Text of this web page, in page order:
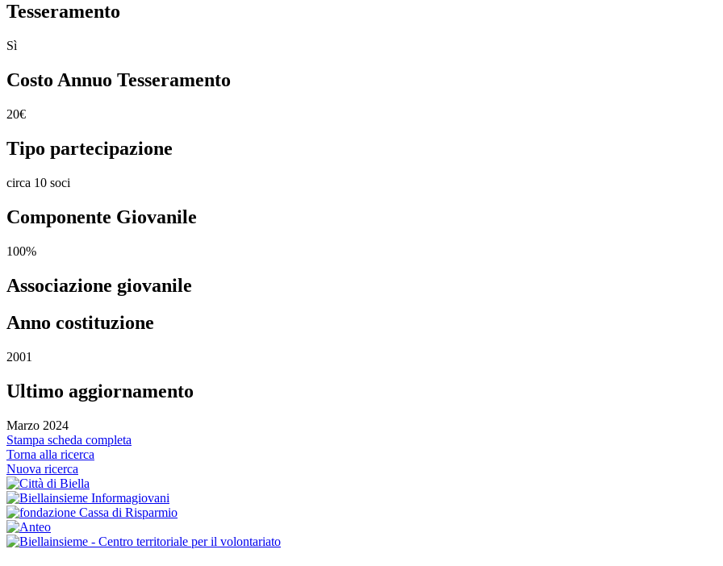
Tesseramento
Sì
Costo Annuo Tesseramento
20€
Tipo partecipazione
circa 10 soci
Componente Giovanile
100%
Associazione giovanile
Anno costituzione
2001
Ultimo aggiornamento
Marzo 2024
Stampa scheda completa
Torna alla ricerca
Nuova ricerca